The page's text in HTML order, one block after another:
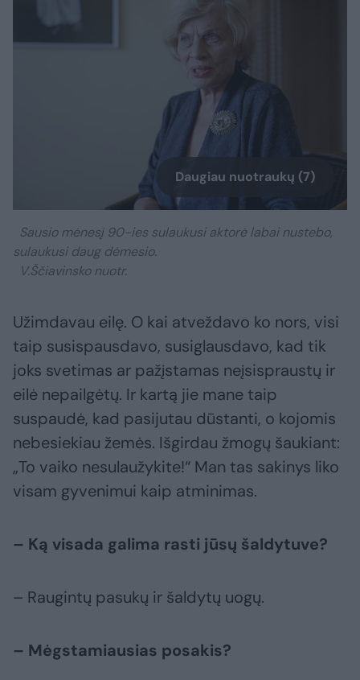
Daugiau nuotraukų (7)
Sausio mėnesį 90-ies sulaukusi aktorė labai nustebo,
sulaukusi daug dėmesio.
V.Ščiavinsko nuotr.
Užimdavau eilę. O kai atveždavo ko nors, visi
taip susispausdavo, susiglausdavo, kad tik
joks svetimas ar pažįstamas neįsispraustų ir
eilė nepailgėtų. Ir kartą jie mane taip
suspaudė, kad pasijutau dūstanti, o kojomis
nebesiekiau žemės. Išgirdau žmogų šaukiant:
„To vaiko nesulaužykite!“ Man tas sakinys liko
visam gyvenimui kaip atminimas.
– Ką visada galima rasti jūsų šaldytuve?
– Raugintų pasukų ir šaldytų uogų.
– Mėgstamiausias posakis?